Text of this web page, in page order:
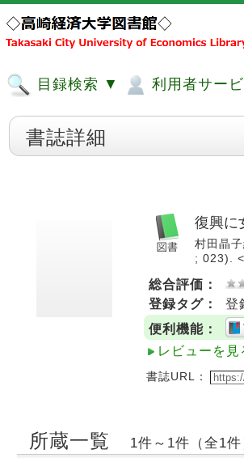
目録検索 ▼ 利用者サー
書誌詳細
復興に
村田晶
; 023).
総合評価：
登録タグ：
登
便利機能：
レビューを見
書誌URL：
所蔵一覧 1件～1件（全1件